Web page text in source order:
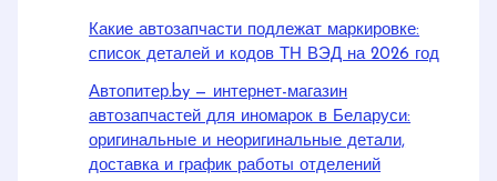
Какие автозапчасти подлежат маркировке:
список деталей и кодов ТН ВЭД на 2026 год
Автопитер.by — интернет-магазин
автозапчастей для иномарок в Беларуси:
оригинальные и неоригинальные детали,
доставка и график работы отделений